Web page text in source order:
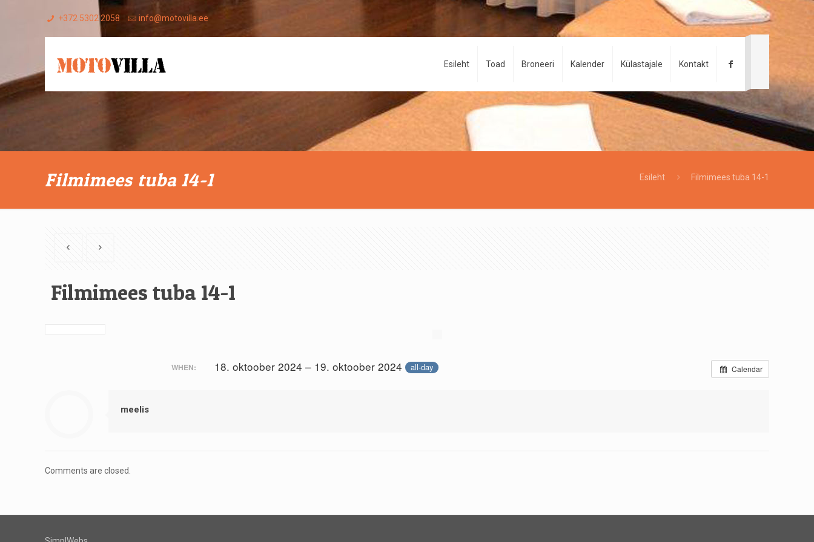
+372 5302 2058 info@motovilla.ee
Esileht Toad Broneeri Kalender Külastajale Kontakt
Filmimees tuba 14-1 Esileht Filmimees tuba 14-1
Filmimees tuba 14-1
Calendar
WHEN: 18. oktoober 2024 – 19. oktoober 2024 all-day
meelis
Comments are closed.